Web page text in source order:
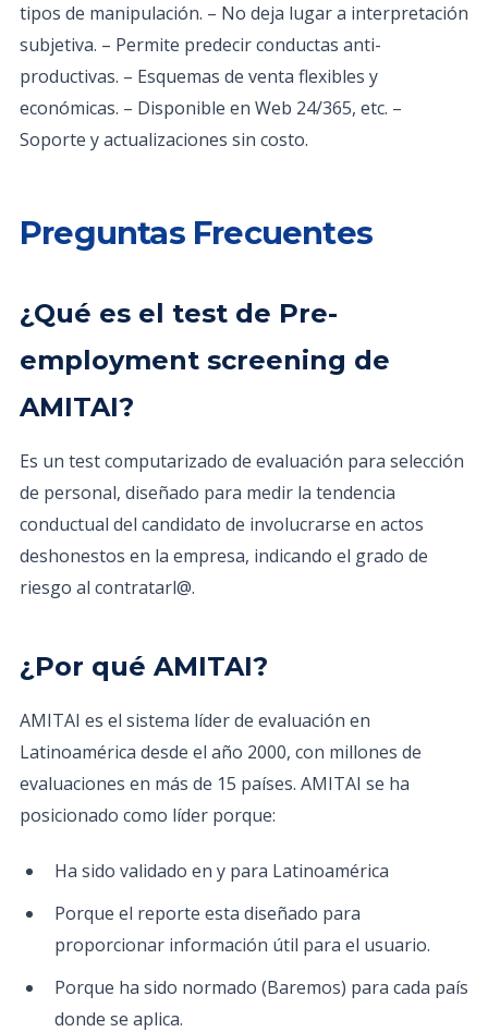
tipos de manipulación. – No deja lugar a interpretación
subjetiva. – Permite predecir conductas anti-
productivas. – Esquemas de venta flexibles y
económicas. – Disponible en Web 24/365, etc. –
Soporte y actualizaciones sin costo.
Preguntas Frecuentes
¿Qué es el test de Pre-
employment screening de
AMITAI?
Es un test computarizado de evaluación para selección
de personal, diseñado para medir la tendencia
conductual del candidato de involucrarse en actos
deshonestos en la empresa, indicando el grado de
riesgo al contratarl@.
¿Por qué AMITAI?
AMITAI es el sistema líder de evaluación en
Latinoamérica desde el año 2000, con millones de
evaluaciones en más de 15 países. AMITAI se ha
posicionado como líder porque:
Ha sido validado en y para Latinoamérica
Porque el reporte esta diseñado para
proporcionar información útil para el usuario.
Porque ha sido normado (Baremos) para cada país
donde se aplica.